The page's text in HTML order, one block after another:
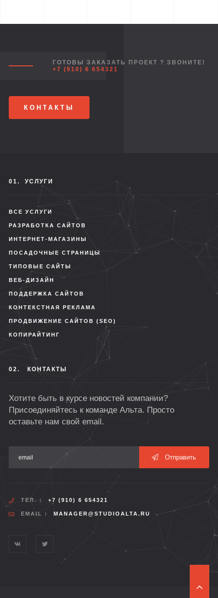
ГОТОВЫ ЗАКАЗАТЬ ПРОЕКТ ? ЗВОНИТЕ!
+7 (910) 6 654321
КОНТАКТЫ
01. УСЛУГИ
ВСЕ УСЛУГИ
РАЗРАБОТКА САЙТОВ
ИНТЕРНЕТ-МАГАЗИНЫ
ПОСАДОЧНЫЕ СТРАНИЦЫ
ТИПОВЫЕ САЙТЫ
ВЕБ-ДИЗАЙН
ПОДДЕРЖКА САЙТОВ
КОНТЕКСТНАЯ РЕКЛАМА
ПРОДВИЖЕНИЕ САЙТОВ (SEO)
КОПИРАЙТИНГ
02. КОНТАКТЫ
Хотите быть в курсе новостей компании?
Присоединяйтесь к команде Альта. Просто
оставьте нам свой email.
Отправить
ТЕЛ. : +7 (910) 6 654321
EMAIL : MANAGER@STUDIOALTA.RU